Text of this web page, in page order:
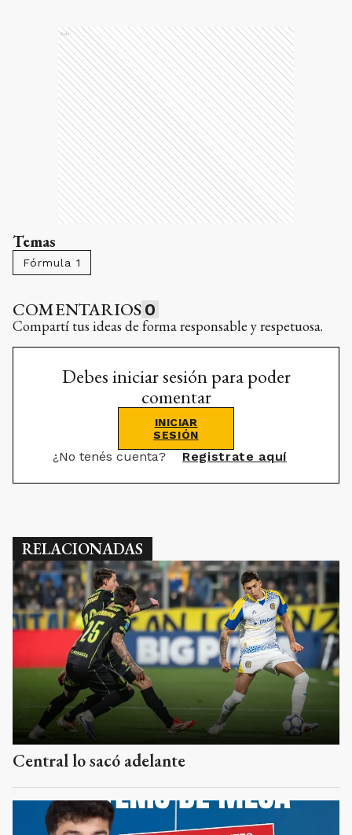
Ads
Temas
Fórmula 1
COMENTARIOS 0
Compartí tus ideas de forma responsable y respetuosa.
Debes iniciar sesión para poder
comentar
INICIAR
SESIÓN
¿No tenés cuenta? Registrate aquí
RELACIONADAS
Central lo sacó adelante